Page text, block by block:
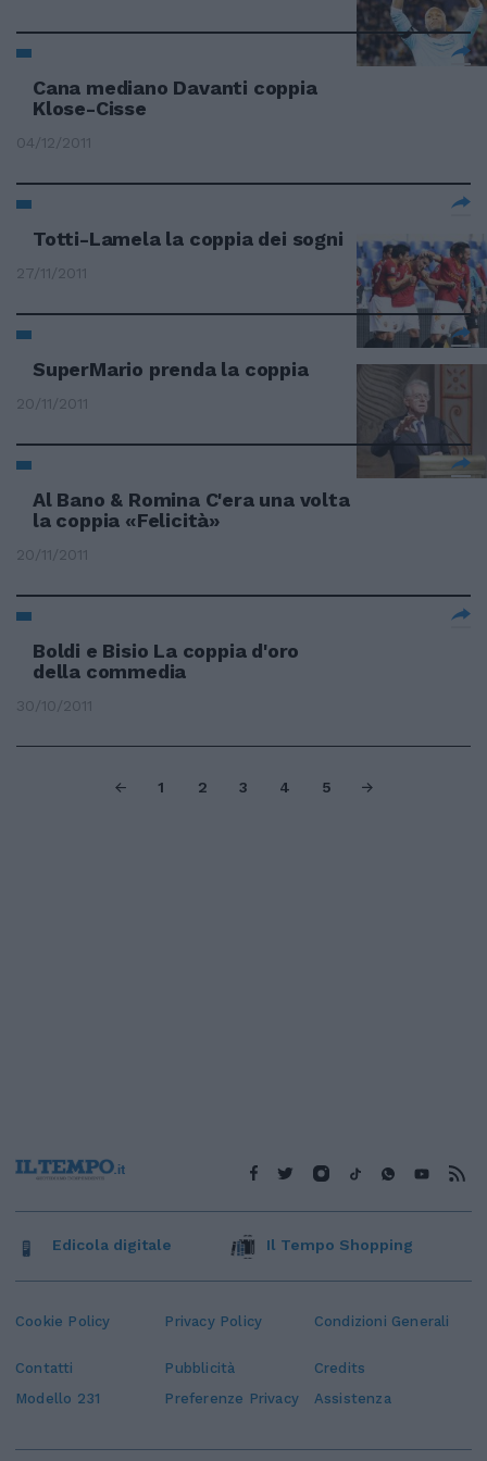
Cana mediano Davanti coppia
Klose-Cisse
04/12/2011
Totti-Lamela la coppia dei sogni
27/11/2011
SuperMario prenda la coppia
20/11/2011
Al Bano & Romina C'era una volta
la coppia «Felicità»
20/11/2011
Boldi e Bisio La coppia d'oro
della commedia
30/10/2011
1 2 3 4 5
Cookie Policy Privacy Policy Condizioni Generali
Contatti Pubblicità
Credits
Modello 231
Preferenze Privacy Assistenza
Edicola digitale Il Tempo Shopping